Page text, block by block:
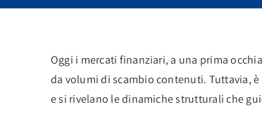
Oggi i mercati finanziari, a una prima
da volumi di scambio contenuti. Tuttavia,
e si rivelano le dinamiche strutturali che